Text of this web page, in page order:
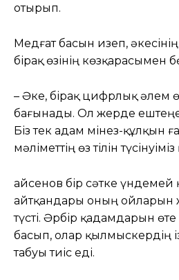
отырып.
Медғат басын изеп,
бірақ өзінің көзқарасымен
– Әке, бірақ цифрлық әлем
бағынады. Ол жерде
Біз тек адам мінез-құлқын
мәліметтің өз тілін
Қайсенов бір сәтке
айтқандары оның ойларын
түсті. Әрбір қадамдарын
басып, олар қылмыскердің
табуы тиіс еді.